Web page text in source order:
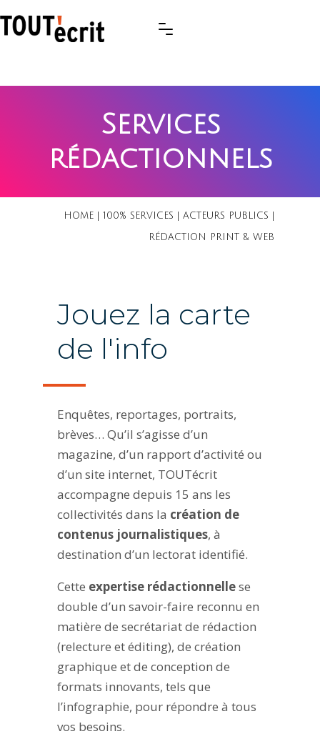
Services
rédactionnels
HOME 100% SERVICES ACTEURS PUBLICS
RÉDACTION PRINT & WEB
Jouez la carte
de l'info
Enquêtes, reportages, portraits,
brèves… Qu’il s’agisse d’un
magazine, d’un rapport d’activité ou
d’un site internet, TOUTécrit
accompagne depuis 15 ans les
collectivités dans la création de
contenus journalistiques, à
destination d’un lectorat identifié.
Cette expertise rédactionnellese
double d’un savoir-faire reconnu en
matière de secrétariat de rédaction
(relecture et éditing), de création
graphique et de conception de
formats innovants, tels que
l’infographie, pour répondre à tous
vos besoins.